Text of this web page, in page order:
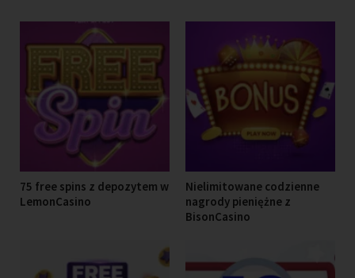
75 free spins z depozytem w
LemonCasino
Nielimitowane codzienne
nagrody pieniężne z
BisonCasino